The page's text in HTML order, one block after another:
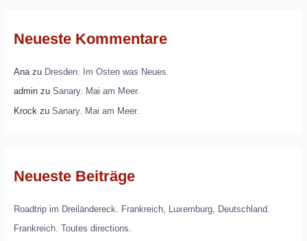
Neueste Kommentare
Anazu Dresden. Im Osten was Neues.
adminzu Sanary. Mai am Meer.
Krock zu Sanary. Mai am Meer.
Neueste Beiträge
Roadtrip im Dreiländereck. Frankreich, Luxemburg, Deutschland.
Frankreich. Toutes directions.